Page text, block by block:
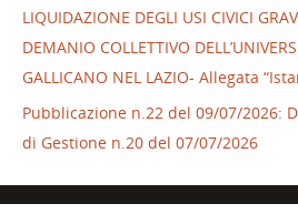
LIQUIDAZIONE DEGLI USI CIVICI
DEMANIO COLLETTIVO
GALLICANO NEL LAZIO- Allegata
Pubblicazione n.22 del 09/07/2026:
di Gestione n.20 del 07/07/2026